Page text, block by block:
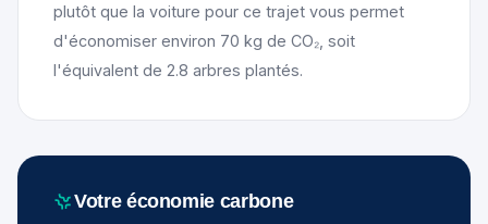
plutôt que la voiture pour ce trajet vous permet
d'économiser environ 70 kg de CO₂, soit
l'équivalent de 2.8 arbres plantés.
Votre économie carbone